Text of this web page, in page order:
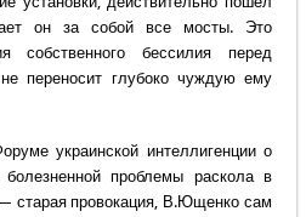
он за собой все мосты. Это
собственного бессилия перед
переносит глубоко чуждую ему
украинской интеллигенции о
проблемы раскола в
старая провокация, В.Ющенко сам